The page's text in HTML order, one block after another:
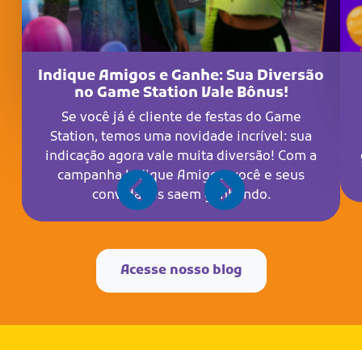
Indique Amigos e Ganhe: Sua Diversão
no Game Station Vale Bônus!
Se você já é cliente de festas do Game
Station, temos uma novidade incrível: sua
indicação agora vale muita diversão! Com a
campanha Indique Amigos, você e seus
convidados saem ganhando.
Acesse nosso blog